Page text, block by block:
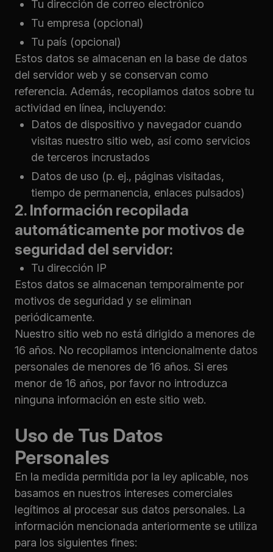
Tu dirección de correo electrónico
Tu empresa (opcional)
Tu país (opcional)
Estos datos se almacenan en la base de datos
del servidor web y se conservan como
referencia. Además, recopilamos datos sobre tu
actividad en línea, incluyendo:
Datos de dispositivo y navegador cuando
visitas nuestro sitio web, así como servicios
de terceros incrustados
Datos de uso (p. ej., páginas visitadas,
tiempo de permanencia, enlaces pulsados)
2. Información recopilada
automáticamente por motivos de
seguridad del servidor:
Tu dirección IP
Estos datos se almacenan temporalmente por
motivos de seguridad y se eliminan
periódicamente.
Nuestro sitio web no está dirigido a menores de
16 años. No recopilamos intencionalmente datos
personales de menores de 16 años. Si eres
menor de 16 años, por favor no introduzca
ninguna información en este sitio web.
Uso de Tus Datos
Personales
En la medida permitida por la ley aplicable, nos
basamos en nuestros intereses comerciales
legítimos al procesar sus datos personales. La
información mencionada anteriormente se utiliza
para los siguientes fines: